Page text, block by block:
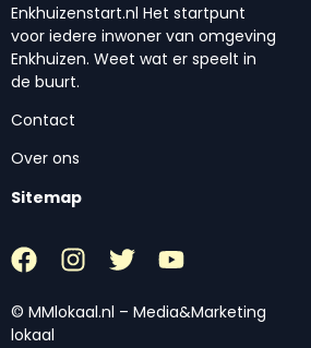
Enkhuizenstart.nl Het startpunt
voor iedere inwoner van omgeving
Enkhuizen. Weet wat er speelt in
de buurt.
Contact
Over ons
Sitemap
© MMlokaal.nl – Media&Marketing
lokaal